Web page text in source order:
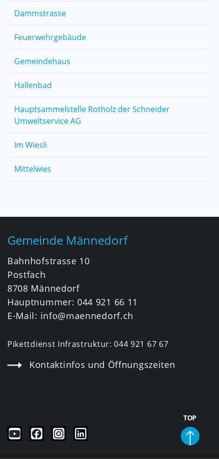
Dammstrasse
Feuerwehrgebäude
Gemeindehaus
Hallenbad
Hauptsammelstelle Rotholz der Schneider
Umweltservice AG
Im Wiesli
Mittelwies
Gemeinde Männedorf
Bahnhofstrasse 10
Postfach
8708 Männedorf
Hauptnummer: 044 921 66 11
E-Mail: info@maennedorf.ch
Pikettdienst Infrastruktur:044 921 67 67
Kontaktinfos und Öffnungszeiten
TOP